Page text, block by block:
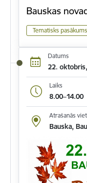
Bauskas
Tematisks pasākums
Datums
22.
Laiks
8.00–14.00
Atrašanās
Bauska,